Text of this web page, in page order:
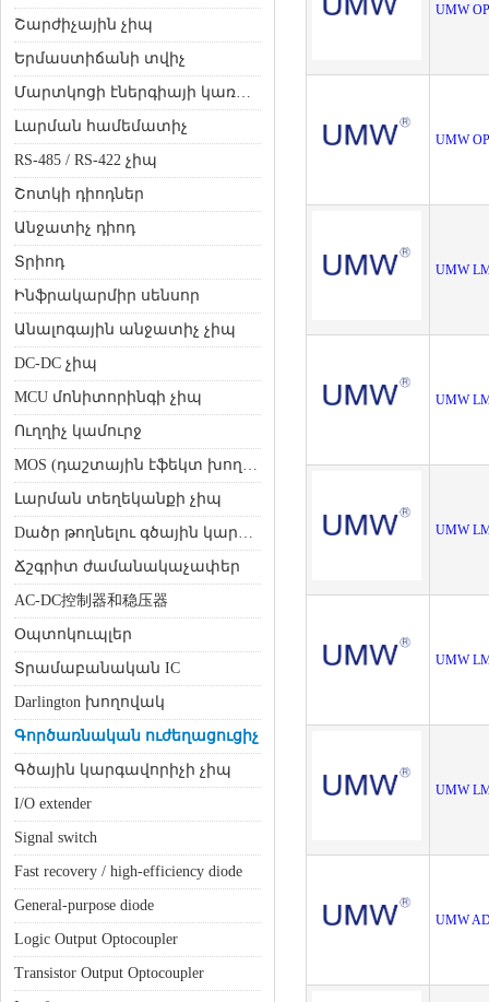
Շարժիչային չիպ
Երմաստիճանի տվիչ
Մարտկոցի էներգիայի կառավարման չիպ
Լարման համեմատիչ
RS-485 / RS-422 չիպ
Շոտկի դիոդներ
Անջատիչ դիոդ
Տրիոդ
Ինֆրակարմիր սենսոր
Անալոգային անջատիչ չիպ
DC-DC չիպ
MCU մոնիտորինգի չիպ
Ուղղիչ կամուրջ
MOS (դաշտային էֆեկտ խողովակ)
Լարման տեղեկանքի չիպ
Dածր թողնելու գծային կարգավորիչ (LDO)
Ճշգրիտ ժամանակաչափեր
AC-DC控制器和稳压器
Օպտոկուպլեր
Տրամաբանական IC
Darlington խողովակ
Գործառնական ուժեղացուցիչ
Գծային կարգավորիչի չիպ
I/O extender
Signal switch
Fast recovery / high-efficiency diode
General-purpose diode
Logic Output Optocoupler
Transistor Output Optocoupler
UMW
UMW
UMW
UMW
UMW
UMW
UMW
UMW